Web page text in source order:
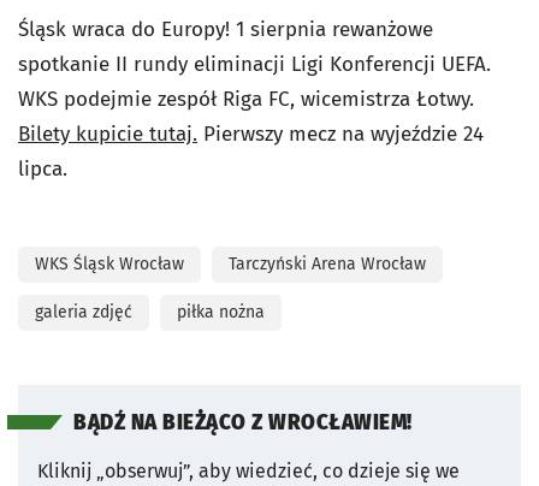
Śląsk wraca do Europy! 1 sierpnia rewanżowe
spotkanie II rundy eliminacji Ligi Konferencji UEFA.
WKS podejmie zespół Riga FC, wicemistrza Łotwy.
Bilety kupicie tutaj. Pierwszy mecz na wyjeździe 24
lipca.
WKS Śląsk Wrocław Tarczyński Arena Wrocław
galeria zdjęć piłka nożna
BĄDŹ NA BIEŻĄCO Z WROCŁAWIEM!
Kliknij „obserwuj”, aby wiedzieć, co dzieje się we